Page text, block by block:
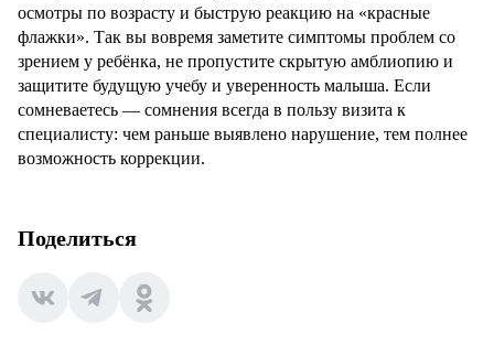
осмотры по возрасту и быструю реакцию на «красные
флажки». Так вы вовремя заметите симптомы проблем со
зрением у ребёнка, не пропустите скрытую амблиопию и
защитите будущую учебу и уверенность малыша. Если
сомневаетесь — сомнения всегда в пользу визита к
специалисту: чем раньше выявлено нарушение, тем полнее
возможность коррекции.
Поделиться